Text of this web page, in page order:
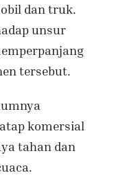
dan truk.
unsur
tersebut.
komersial
tahan dan